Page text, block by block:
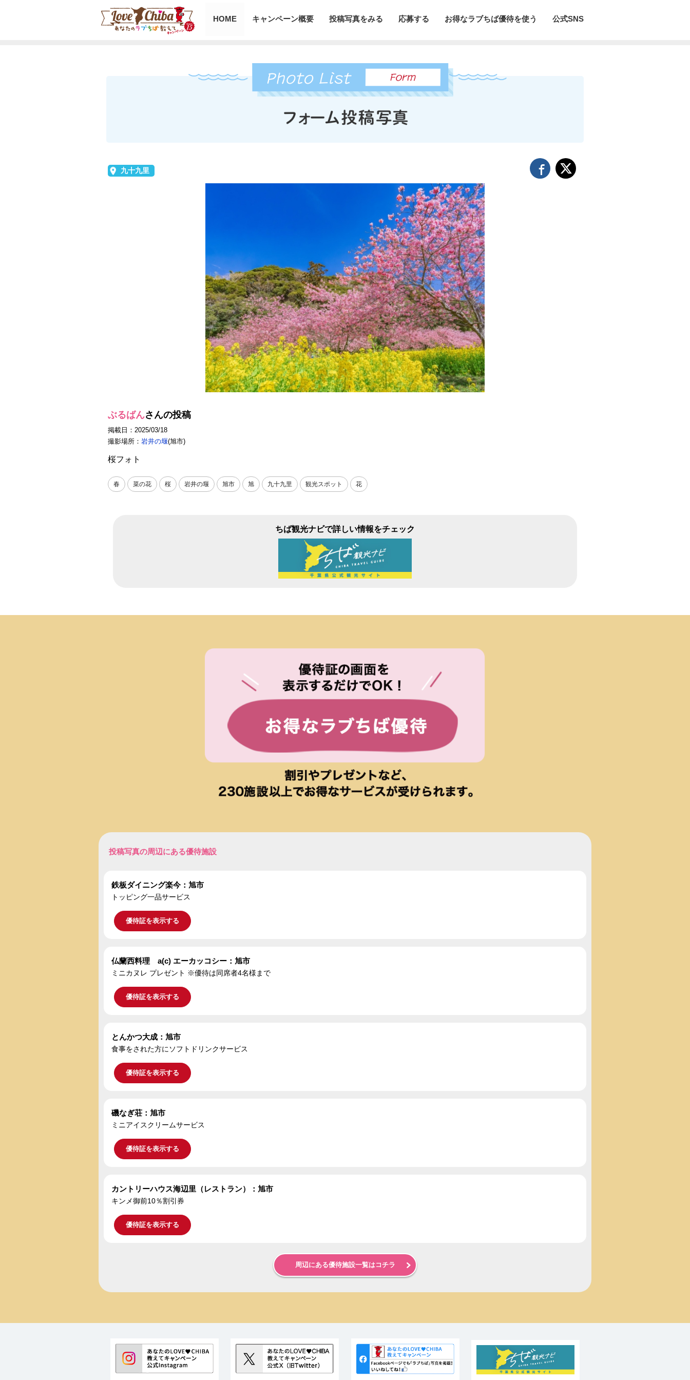
HOME キャンペーン概要 投稿写真をみる 応募する お得なラブちば優待を使う 公式SNS
九十九里
ぶるばんさんの投稿
掲載日：2025/03/18
撮影場所： 岩井の堰(旭市)
桜フォト
春 菜の花 桜 岩井の堰 旭市 旭 九十九里 観光スポット 花
ちば観光ナビで詳しい情報をチェック
投稿写真の周辺にある優待施設
鉄板ダイニング楽今：旭市
トッピング一品サービス
優待証を表示する
仏蘭西料理 a(c) エーカッコシー：旭市
ミニカヌレ プレゼント ※優待は同席者4名様まで
優待証を表示する
とんかつ大成：旭市
食事をされた方にソフトドリンクサービス
優待証を表示する
磯なぎ荘：旭市
ミニアイスクリームサービス
優待証を表示する
カントリーハウス海辺里（レストラン）：旭市
キンメ御前10％割引券
優待証を表示する
周辺にある優待施設一覧はコチラ